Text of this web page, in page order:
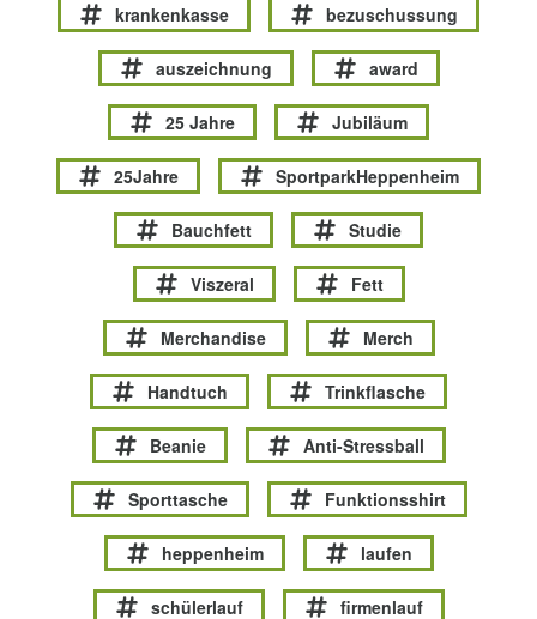
krankenkasse bezuschussung
auszeichnung award
25 Jahre Jubiläum
25Jahre SportparkHeppenheim
Bauchfett Studie
Viszeral Fett
Merchandise Merch
Handtuch Trinkflasche
Beanie Anti-Stressball
Sporttasche Funktionsshirt
heppenheim laufen
schülerlauf firmenlauf